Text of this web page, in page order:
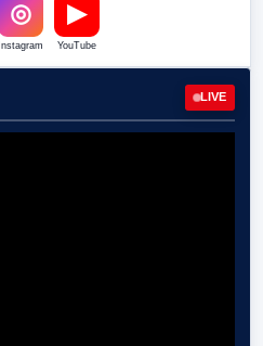
◎
Instagram
▶
YouTube
LIVE